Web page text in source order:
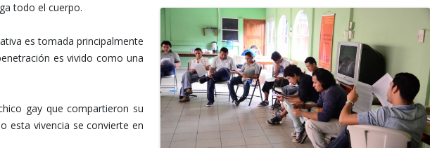
todo el cuerpo.
es tomada principalmente
es vivido como una
gay que compartieron su
esta vivencia se convierte en